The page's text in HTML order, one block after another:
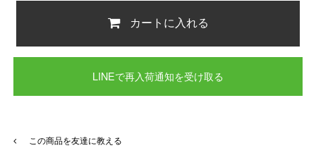
カートに入れる
LINEで再入荷通知を受け取る
この商品を友達に教える